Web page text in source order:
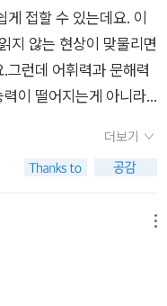
는 '글쓰기 실험실'이 수
까 그 필요성을 이야기
쓰기를 강조하는 까닭은
쓰기 능력에 대해 이야
을 느낀 후에는 글을 쓰
리해주고, 글쓰기 전
렇게 하고 나면 3장과 4
을 읽으며 글쓰기의 구
글쓰기의 소질을 타고
학생의 입장에서 본다면
중으로 고층을 겪는 셈이
학교 수준의 기본 문법
험을 준비하는 데 큰 문제
의 몰입을 방해합니다.
트가 있습니다. 디지털
게 찾을 수 있도록 해주는
다. 지식에 몰입하는 데
세이>에서 저자인 장
한 인물과 사건들을
게 접할 수 있는데요. 이
지 않는 현상이 맞물리면
그런데 어휘력과 문해력
이 떨어지는게 아니라
에 기를 수 있는 효과적
을 수 있는 것글쓰기는
요. 글은 생각을 정리하고
제대로 공부하면 사고
연계하여 수능 및 논술
더보기